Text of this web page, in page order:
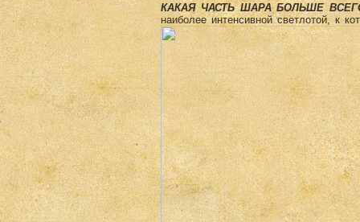
КАКАЯ ЧАСТЬ ШАРА БОЛЬШЕ
наиболее интенсивной светлотой, к